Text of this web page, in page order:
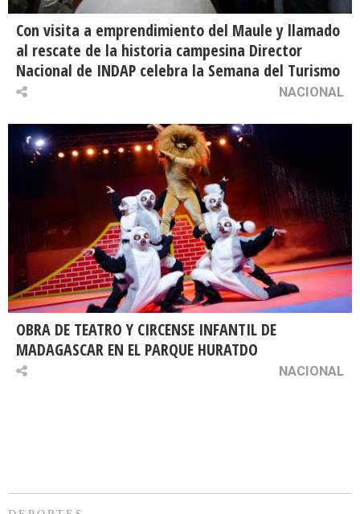
Con visita a emprendimiento del Maule y llamado
al rescate de la historia campesina Director
Nacional de INDAP celebra la Semana del Turismo
NACIONAL
OBRA DE TEATRO Y CIRCENSE INFANTIL DE
MADAGASCAR EN EL PARQUE HURATDO
NACIONAL